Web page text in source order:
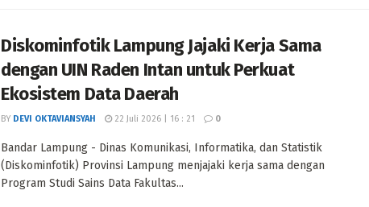
Diskominfotik Lampung Jajaki Kerja Sama
dengan UIN Raden Intan untuk Perkuat
Ekosistem Data Daerah
BY DEVI OKTAVIANSYAH 22 Juli 2026 | 16 : 21 0
Bandar Lampung - Dinas Komunikasi, Informatika, dan Statistik
(Diskominfotik) Provinsi Lampung menjajaki kerja sama dengan
Program Studi Sains Data Fakultas...